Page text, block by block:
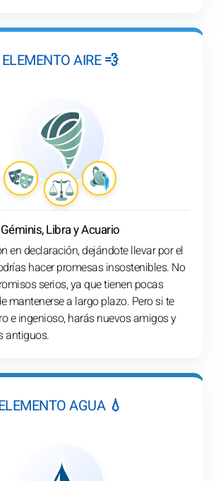
ELEMENTO AIRE 💨
Géminis, Libra y Acuario
en declaración, dejándote llevar por el
hacer promesas insostenibles. No
serios, ya que tienen pocas
mantenerse a largo plazo. Pero si te
e ingenioso, harás nuevos amigos y
antiguos.
AGUA 💧